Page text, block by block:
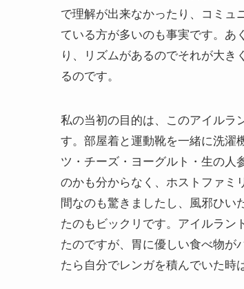
で理解が出来なかったり、コミ
ている方が多いのも事実です。あ
り、リズムがあるのでそれが大
るのです。
私の当初の目的は、このアイルラ
す。部屋着と運動靴を一緒に洗濯
ツ・チーズ・ヨーグルト・生の人
のかも分からなく、ホストファミ
間なのも驚きましたし、風邪ひい
たのもビックリです。アイルラン
たのですが、胃に優しい食べ物が
たら自分でレンガを積んでいた時